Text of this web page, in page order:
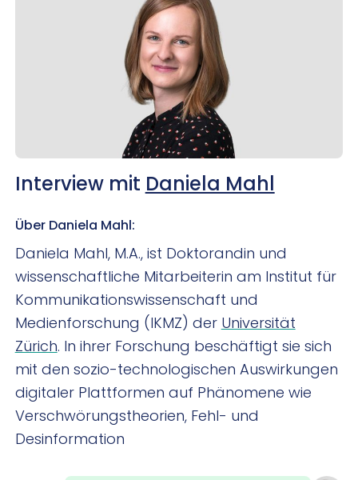
Interview mit Daniela Mahl
Über Daniela Mahl:
Daniela Mahl, M.A., ist Doktorandin und
wissenschaftliche Mitarbeiterin am Institut für
Kommunikationswissenschaft und
Medienforschung (IKMZ) der Universität
Zürich. In ihrer Forschung beschäftigt sie sich
mit den sozio-technologischen Auswirkungen
digitaler Plattformen auf Phänomene wie
Verschwörungstheorien, Fehl- und
Desinformation